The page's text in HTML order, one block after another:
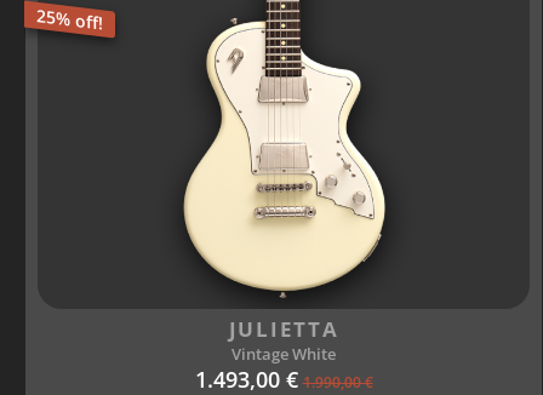
25% off!
1.493,00 € 1.990,00 €
JULIETTA
Vintage White